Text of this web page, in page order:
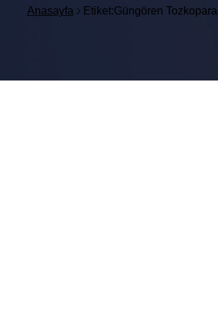
Anasayfa Etiket:Güngören